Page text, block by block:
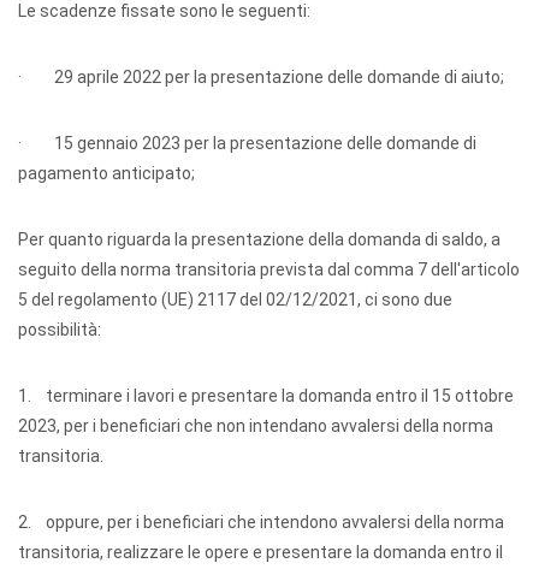
Le scadenze fissate sono le seguenti:
· 29 aprile 2022 per la presentazione delle domande di aiuto;
· 15 gennaio 2023 per la presentazione delle domande di
pagamento anticipato;
Per quanto riguarda la presentazione della domanda di saldo, a
seguito della norma transitoria prevista dal comma 7 dell'articolo
5 del regolamento (UE) 2117 del 02/12/2021, ci sono due
possibilità:
1. terminare i lavori e presentare la domanda entro il 15 ottobre
2023, per i beneficiari che non intendano avvalersi della norma
transitoria.
2. oppure, per i beneficiari che intendono avvalersi della norma
transitoria, realizzare le opere e presentare la domanda entro il